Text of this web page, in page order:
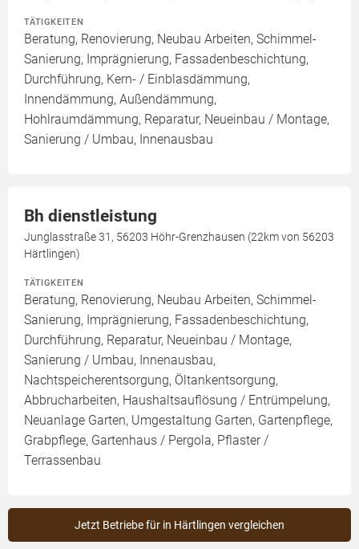
TÄTIGKEITEN
Beratung, Renovierung, Neubau Arbeiten, Schimmel-
Sanierung, Imprägnierung, Fassadenbeschichtung,
Durchführung, Kern- / Einblasdämmung,
Innendämmung, Außendämmung,
Hohlraumdämmung, Reparatur, Neueinbau / Montage,
Sanierung / Umbau, Innenausbau
Bh dienstleistung
Junglasstraße 31, 56203 Höhr-Grenzhausen (22km von 56203
Härtlingen)
TÄTIGKEITEN
Beratung, Renovierung, Neubau Arbeiten, Schimmel-
Sanierung, Imprägnierung, Fassadenbeschichtung,
Durchführung, Reparatur, Neueinbau / Montage,
Sanierung / Umbau, Innenausbau,
Nachtspeicherentsorgung, Öltankentsorgung,
Abbrucharbeiten, Haushaltsauflösung / Entrümpelung,
Neuanlage Garten, Umgestaltung Garten, Gartenpflege,
Grabpflege, Gartenhaus / Pergola, Pflaster /
Terrassenbau
Jetzt Betriebe für in Härtlingen vergleichen